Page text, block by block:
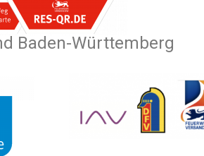
Baden-Württemberg